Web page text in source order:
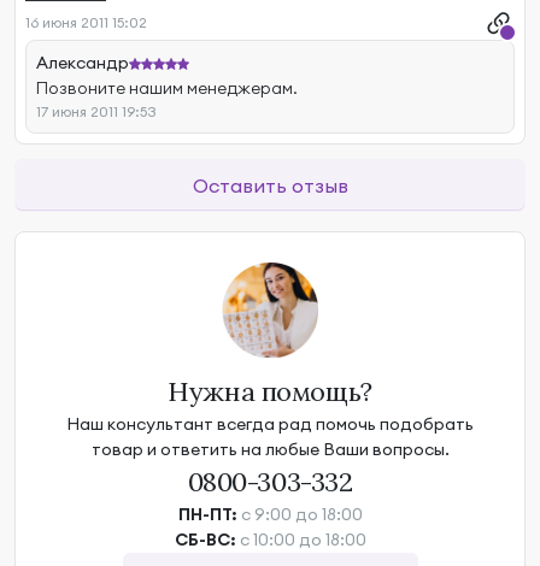
16 июня 2011 15:02
Александр
Позвоните нашим менеджерам.
17 июня 2011 19:53
Оставить отзыв
Нужна помощь?
Наш консультант всегда рад помочь подобрать
товар и ответить на любые Ваши вопросы.
0800-303-332
ПН-ПТ: с 9:00 до 18:00
СБ-ВС: с 10:00 до 18:00